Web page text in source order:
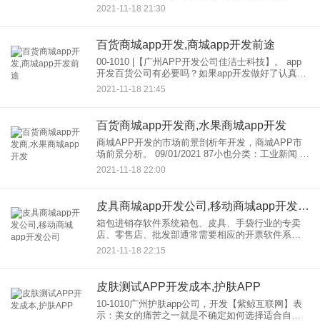
全市各区县、重点商务区的消费激情。昨日，记者
获悉，开业三天来，虽然出现了影响客流和销售的
2021-11-18 21:30
百货商城app开发,商城app开发前途
00-1010 |【广州APP开发公司佳洁士科技】。 app
开发百货公司有必要吗？如果app开发做好了认真运
营和利用的准备，那么开发，就有必要了，因为app
可以给商场带来人气，刺激消费，增强消费者
2021-11-18 21:45
百货商城app开发商,水果商城app开发
商城APP开发的市场前景剖析年开发，商城APP市
场前景分析。 09/01/2021 87小也分类：工业新闻 如
今，在这个移动互联网时代，越来越多的人选择网
购，各行各业都清楚地知道，商城开
2021-11-18 22:00
皮具商城app开发公司,移动商城app开发公司
箱包进销存软件系统箱包、皮具、手袋行业的专卖
店、零售店、批发部通常需要相应的开票软件系统
来辅助管理，帮助企业以更高的效率保持良好的运
营。甚至对于一些批发部门或者专卖店来说，没有
2021-11-18 22:15
皮肤测试APP开发成本,护肤APP
10-1010广州护肤app公司，开发【紫鲸互联网】表
示：美女的痛苦之一就是不确定如何选择适合自己